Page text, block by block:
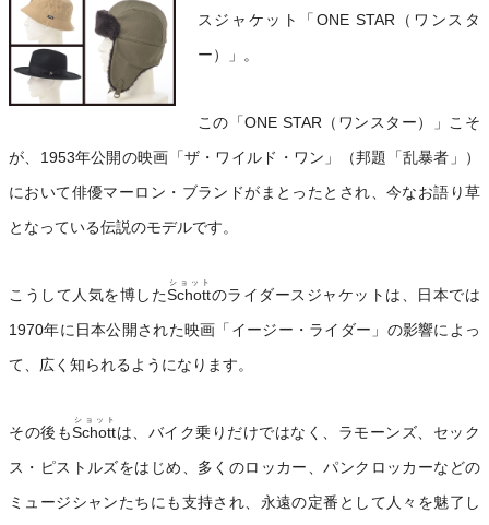
スジャケット「ONE STAR（ワンスタ
ー）」。
この「ONE STAR（ワンスター）」こそ
が、1953年公開の映画「ザ・ワイルド・ワン」（邦題「乱暴者」）
において俳優マーロン・ブランドがまとったとされ、今なお語り草
となっている伝説のモデルです。
こうして人気を博したSchott
ショット
のライダースジャケットは、日本では
1970年に日本公開された映画「イージー・ライダー」の影響によっ
て、広く知られるようになります。
その後もSchott
ショット
は、バイク乗りだけではなく、ラモーンズ、セック
ス・ピストルズをはじめ、多くのロッカー、パンクロッカーなどの
ミュージシャンたちにも支持され、永遠の定番として人々を魅了し